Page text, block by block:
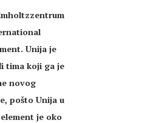
Unija je
tima koji ga je
novog
pošto Unija u
je oko